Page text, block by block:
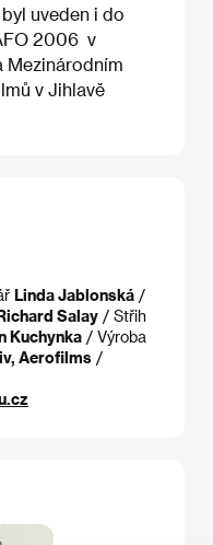
uveden i do
2006 v
Mezinárodním
v Jihlavě
Linda Jablonská /
Salay / Střih
Kuchynka / Výroba
Aerofilms /